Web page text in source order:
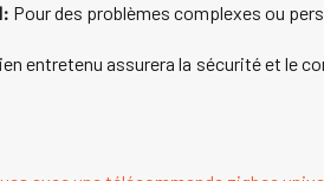
Pour des problèmes complexes ou
entretenu assurera la sécurité et